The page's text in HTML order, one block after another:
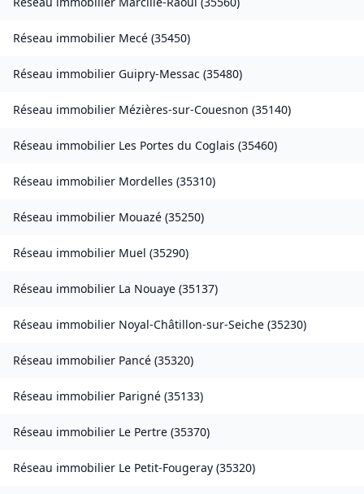
Réseau immobilier Mecé (35450)
Réseau immobilier Guipry-Messac (35480)
Réseau immobilier Mézières-sur-Couesnon (35140)
Réseau immobilier Les Portes du Coglais (35460)
Réseau immobilier Mordelles (35310)
Réseau immobilier Mouazé (35250)
Réseau immobilier Muel (35290)
Réseau immobilier La Nouaye (35137)
Réseau immobilier Noyal-Châtillon-sur-Seiche (35230)
Réseau immobilier Pancé (35320)
Réseau immobilier Parigné (35133)
Réseau immobilier Le Pertre (35370)
Réseau immobilier Le Petit-Fougeray (35320)